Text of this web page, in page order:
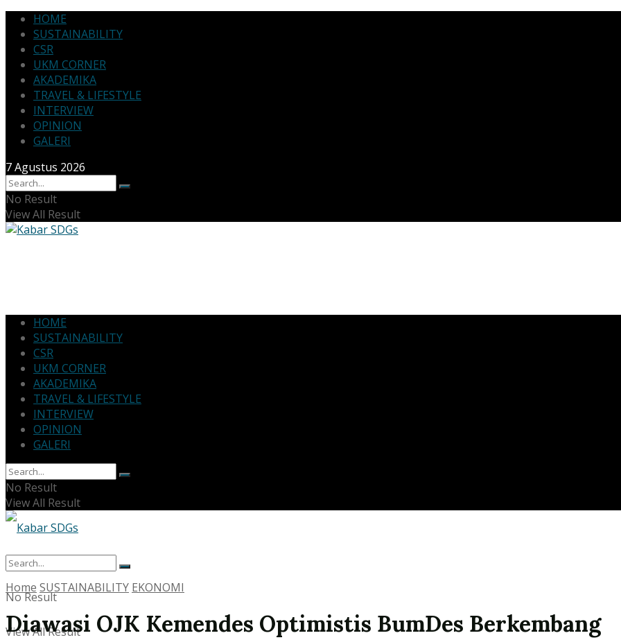
HOME
SUSTAINABILITY
CSR
UKM CORNER
AKADEMIKA
TRAVEL & LIFESTYLE
INTERVIEW
OPINION
GALERI
7 Agustus 2026
No Result
View All Result
HOME
SUSTAINABILITY
CSR
UKM CORNER
AKADEMIKA
TRAVEL & LIFESTYLE
INTERVIEW
OPINION
GALERI
No Result
View All Result
No Result
View All Result
Home SUSTAINABILITY EKONOMI
Diawasi OJK Kemendes Optimistis BumDes Berkembang